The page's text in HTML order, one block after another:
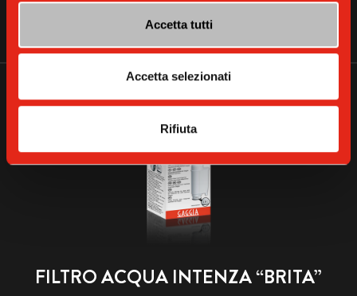
Accetta tutti
Accetta selezionati
Rifiuta
SCOPRI DI PIÙ
FILTRO ACQUA INTENZA “BRITA”